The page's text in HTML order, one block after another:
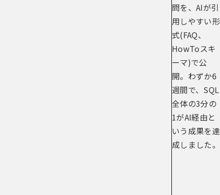
問を、AIが引
用しやすい形
式(FAQ、
HowToスキ
ーマ)で公
開。わずか6
週間で、SQL
全体の3分の
1がAI経由と
いう成果を達
成しました。